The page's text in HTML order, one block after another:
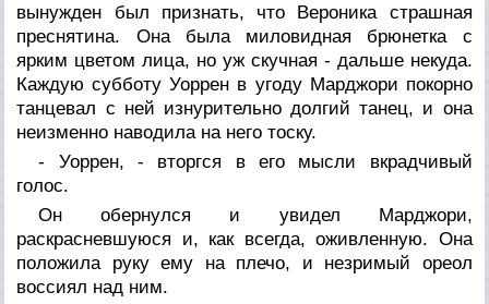
вынужден был признать, что Вероника страшная
преснятина. Она была миловидная брюнетка с
ярким цветом лица, но уж скучная - дальше некуда.
Каждую субботу Уоррен в угоду Марджори покорно
танцевал с ней изнурительно долгий танец, и она
неизменно наводила на него тоску.
- Уоррен, - вторгся в его мысли вкрадчивый
голос.
Он обернулся и увидел Марджори,
раскрасневшуюся и, как всегда, оживленную. Она
положила руку ему на плечо, и незримый ореол
воссиял над ним.